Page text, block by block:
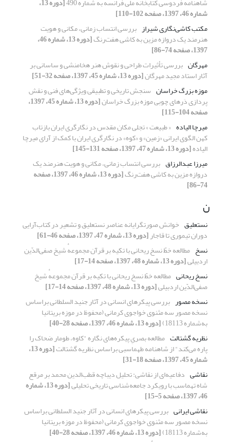
شماره 46، 1397، صفحه 102-110]
مکتب کاشی‌نگاری شیراز بررسی انتساب زمانی، مکانی و هویت
هنرمند یک دروازه مزین به کاشی هفت‌رنگ [دوره 13، شماره 46،
1397، صفحه 74-86]
مهرگان بررسی تأثیرات طراحی و نقوش هنر هخامنشی و ساسانی بر
آثار استاد مجید مهرگان[دوره 13، شماره 45، 1397، صفحه 32-51]
موزه بزرگ خراسان سنجش تاریخی و تطبیقی ویژگی‌های فنی و نقش
پردازی دَرهای چوبی موزه بزرگ خراسان [دوره 13، شماره 45، 1397،
صفحه 104-115]
میرچا الیاده « طبیعت » تجلی مکان مقدس در نگارگری ایران بازتاب
کهن الگوی ایرانی «زمین» و «کوه» در نگارگری ایران با کمک از آرای میرچا
الیاده[دوره 13، شماره 47، 1397، صفحه 131-145]
میرزا عبدالرزاق بررسی انتساب زمانی، مکانی و هویت هنرمند یک
دروازه مزین به کاشی هفت‌رنگ [دوره 13، شماره 46، 1397، صفحه
74-86]
ن
نستعلیق خوانش صورتگرایانه عناصر نستعلیق و تشعیر در کتاب‌آرایی
دوران تیموری تا قاجار[دوره 13، شماره 47، 1397، صفحه 46-61]
نسخ مطالعه خطّ نسخ ریحانی با تکیه بر قرآن مجموعهٔ شیخ صفی‌الدّین
اردبیلی[دوره 13، شماره 48، 1397، صفحه 14-17]
نسخ ریحانی مطالعه خطّ نسخ ریحانی با تکیه بر قرآن مجموعهٔ شیخ
صفی‌الدّین اردبیلی[دوره 13، شماره 48، 1397، صفحه 14-17]
نسخه مصور بررسی پیکرهای انسانی در آثار جنید السلطانی براساس
نسخه مصور سه مثنوی خواجوی کرمانی (محفوظ در موزه بریتانیا
به‌شماره 18113)
[دوره 13، شماره 46، 1397، صفحه 28-40]
نظریه گشتالت مطالعه بصریِ پیکره‌های نگاره "کاوه، طومار ضحاک را
پاره می‌کند" از شاهنامه طهماسبی براساس نظریه گشتالت [دوره 13،
شماره 45، 1397، صفحه 18-31]
نقاشی دفاعیه‌ای از نقاشی: تحلیل دیباچه قطب‌الدین محمد بر مرقع
شاه تهماسب با رویکرد جامعه‌شناسی تاریخی تحلیلی [دوره 13، شماره
46، 1397، صفحه 5-15]
نقاشی ایرانی بررسی پیکرهای انسانی در آثار جنید السلطانی براساس
نسخه مصور سه مثنوی خواجوی کرمانی (محفوظ در موزه بریتانیا
به‌شماره 18113)
[دوره 13، شماره 46، 1397، صفحه 28-40]